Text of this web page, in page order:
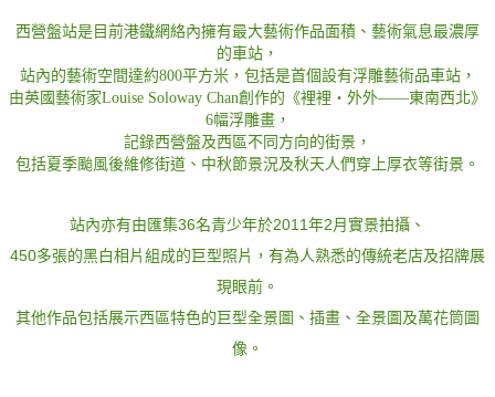
西營盤站是目前港鐵網絡內擁有最大藝術作品面積、藝術氣息最濃厚
的車站，
站內的藝術空間達約800平方米，包括是首個設有浮雕藝術品車站，
由英國藝術家Louise Soloway Chan創作的《裡裡‧外外——東南西北》
6幅浮雕畫，
記錄西營盤及西區不同方向的街景，
包括夏季颱風後維修街道、中秋節景況及秋天人們穿上厚衣等街景。
站內亦有由匯集36名青少年於2011年2月實景拍攝、
450多張的黑白相片組成的巨型照片， 有為人熟悉的傳統老店及招牌展
現眼前。
其他作品包括展示西區特色的巨型全景圖、插畫、全景圖及萬花筒圖
像。